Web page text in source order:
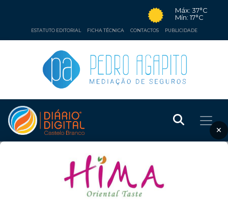
Máx: 37°C
Mín: 17°C
ESTATUTO EDITORIAL FICHA TÉCNICA CONTACTOS PUBLICIDADE
×
28 de maio de 2014